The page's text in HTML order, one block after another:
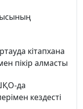
кітапхана
пікір алмасты
да
кездесті